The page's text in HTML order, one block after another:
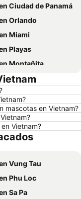
Ciudad de Panamá
Orlando
Miami
Playas
Montañita
Madrid
Bogotá
París
Ibarra
Chicago
Galápagos
San Cristóbal
Puerto Rico
mascotas en Vietnam?
Vietnam?
Vung Tau
Phu Loc
Sa Pa